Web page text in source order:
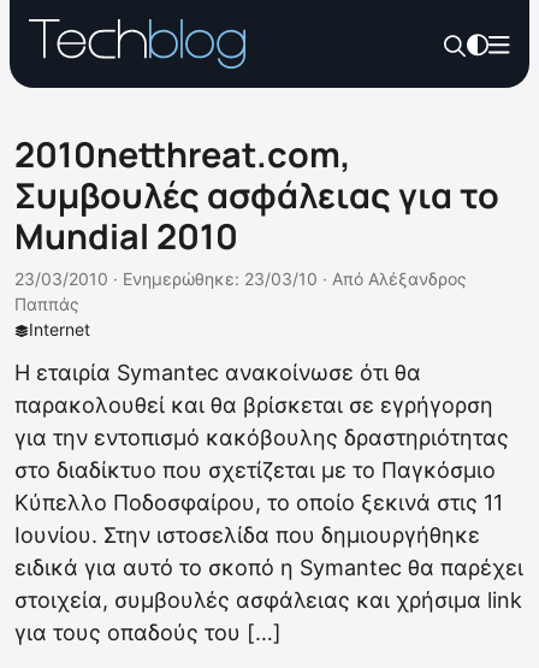
2010netthreat.com,
Συμβουλές ασφάλειας για το
Mundial 2010
Internet
23/03/2010 · Ενημερώθηκε: 23/03/10 · Από Αλέξανδρος
Παππάς
Η εταιρία Symantec ανακοίνωσε ότι θα
παρακολουθεί και θα βρίσκεται σε εγρήγορση
για την εντοπισμό κακόβουλης δραστηριότητας
στο διαδίκτυο που σχετίζεται με το Παγκόσμιο
Κύπελλο Ποδοσφαίρου, το οποίο ξεκινά στις 11
Ιουνίου. Στην ιστοσελίδα που δημιουργήθηκε
ειδικά για αυτό το σκοπό η Symantec θα παρέχει
στοιχεία, συμβουλές ασφάλειας και χρήσιμα link
για τους οπαδούς του […]